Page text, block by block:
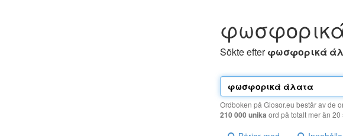
Sökte efterφωσφoρικά
Ordboken på Glosor.eu består av de
210 000 unika ord på totalt mer än 20